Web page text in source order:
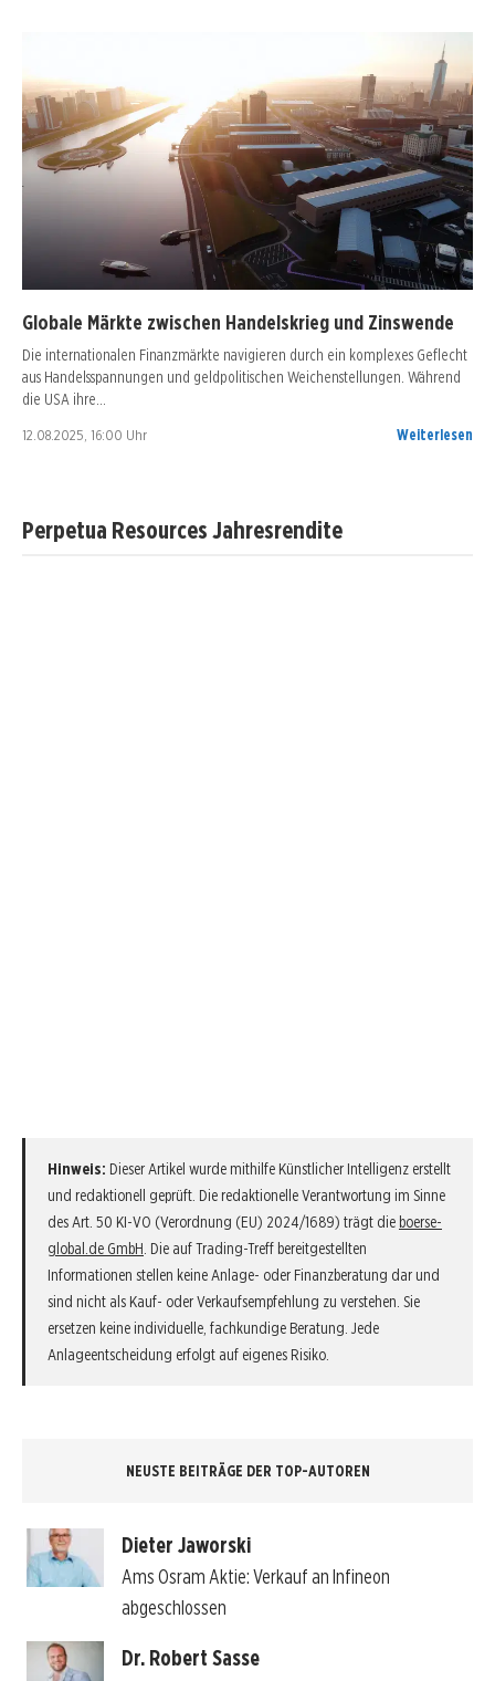
Globale Märkte zwischen Handelskrieg und Zinswende
Die internationalen Finanzmärkte navigieren durch ein komplexes Geflecht
aus Handelsspannungen und geldpolitischen Weichenstellungen. Während
die USA ihre…
12.08.2025, 16:00 Uhr Weiterlesen
Perpetua Resources Jahresrendite
Hinweis: Dieser Artikel wurde mithilfe Künstlicher Intelligenz erstellt
und redaktionell geprüft. Die redaktionelle Verantwortung im Sinne
des Art. 50 KI-VO (Verordnung (EU) 2024/1689) trägt die boerse-
global.de GmbH . Die auf Trading-Treff bereitgestellten
Informationen stellen keine Anlage- oder Finanzberatung dar und
sind nicht als Kauf- oder Verkaufsempfehlung zu verstehen. Sie
ersetzen keine individuelle, fachkundige Beratung. Jede
Anlageentscheidung erfolgt auf eigenes Risiko.
NEUSTE BEITRÄGE DER TOP-AUTOREN
Dieter Jaworski
Ams Osram Aktie: Verkauf an Infineon
abgeschlossen
Dr. Robert Sasse